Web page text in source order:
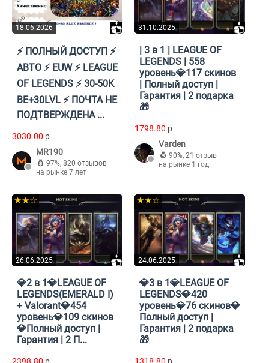
18.06.2026
⚡️ ПОЛНЫЙ ДОСТУП ⚡️
АВТО ⚡️ EUW ⚡️ LEAGUE
OF LEGENDS ⚡️ 30-50K
BE+30LVL ⚡️ ПОЧТА НЕ
ПОДТВЕРЖДЕНА ...
3030.00 p
MR190
97%, 820 отзывов
на рынке 7 лет
31.10.2025
| 3 в 1 | LEAGUE OF
LEGENDS | 558
уровень💎117 скинов
| Полный доступ |
Гарантия | 2 подарка
🎁
1798.80 p
Varden
90%, 21 отзыв
на рынке 1 год
26.06.2025
★★☆
💎2 в 1💎LEAGUE OF
LEGENDS(EMERALD I)
+ Valorant💎454
уровень💎109 скинов
💎Полный доступ |
Гарантия | 2 П...
24.06.2025
★★☆
💎3 в 1💎LEAGUE OF
LEGENDS💎420
уровень💎76 скинов💎
Полный доступ |
Гарантия | 2 подарка
🎁